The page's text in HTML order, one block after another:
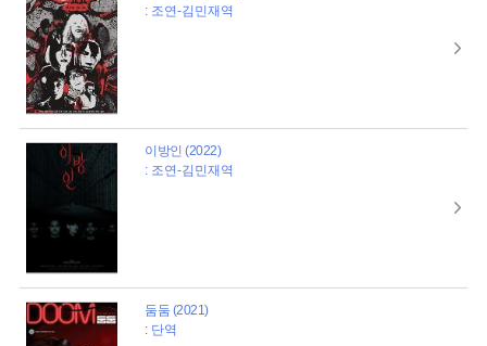
: 조연-김민재역
이방인 (2022)
: 조연-김민재역
둠둠 (2021)
: 단역